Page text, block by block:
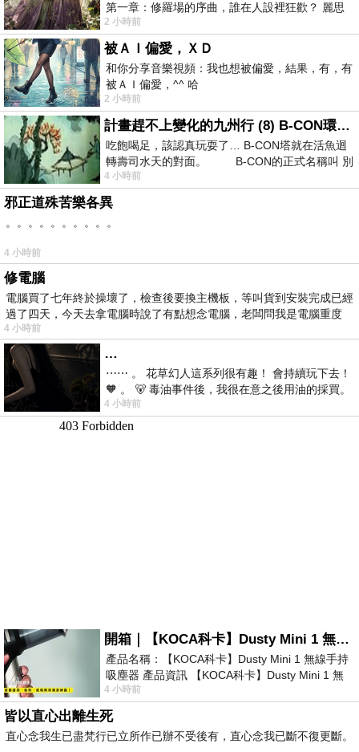
第一章：修羅場的序曲，誰在人設裡狂歡？ 麗思
卡爾頓酒店的總統套房內，燈光昏
2 小時前
被ＡＩ偏愛，ＸＤ
和你分享音樂視頻：我也想被偏愛，結果，有，有
被ＡＩ偏愛，^^ 哈
2 小時前
計畫趕不上變化的九州行 (8) B-CON環球塔
吃飽喝足，該認真玩耍了… B-CON塔就在活魚迴
轉壽司水天的對面。 B-CON的正式名稱叫 別
4 小時前
邪正道殊苦樂各異
。。。。。。。。。。
4 小時前
修電腦
電腦買了七年終於操壞了，檢查後要換主機板，等叫貨到安裝完成已經
過了四天，今天去拿電腦時說了有點想念電腦，老闆問我是電腦重度
4 小時前
…
⋯⋯ 。 花草幻人這系列很有趣！ 會持續玩下去！
🧡 。 🐻 毒油事件後，我很在意之後用油的採買。
前天購買了我之前就很愛
4 小時前
開箱｜【KOCA科卡】Dusty Mini 1 無線手持吸塵器
產品名稱：【KOCA科卡】Dusty Mini 1 無線手持
吸塵器 產品資訊 【KOCA科卡】Dusty Mini 1 無
線手持吸塵器評語： 能吸、能吹兼具兩
4 小時前
皆以直心出離生死
直心念我生已盡梵行已立所作已辦不受後有，直心念我已斷不復更斷。